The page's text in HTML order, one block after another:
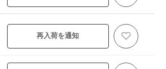
再入荷を通知